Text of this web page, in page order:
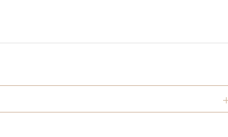
을 따라 움직입니다. 이런 데이터를 시계열 데
정상적인 변동을 감지하여 신속하게 대응할 수 있